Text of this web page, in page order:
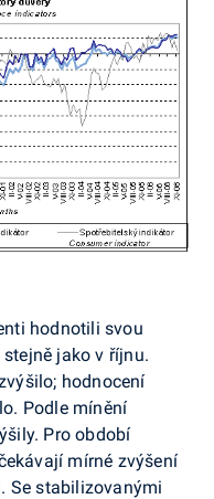
hodnotili svou
jako v říjnu.
hodnocení
Podle mínění
Pro období
mírné zvýšení
Se stabilizovanými